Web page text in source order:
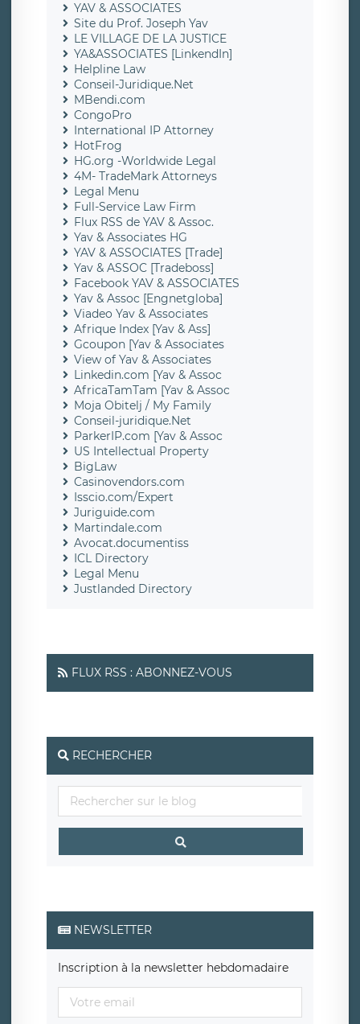
YAV & ASSOCIATES
Site du Prof. Joseph Yav
LE VILLAGE DE LA JUSTICE
YA&ASSOCIATES [LinkendIn]
Helpline Law
Conseil-Juridique.Net
MBendi.com
CongoPro
International IP Attorney
HotFrog
HG.org -Worldwide Legal
4M- TradeMark Attorneys
Legal Menu
Full-Service Law Firm
Flux RSS de YAV & Assoc.
Yav & Associates HG
YAV & ASSOCIATES [Trade]
Yav & ASSOC [Tradeboss]
Facebook YAV & ASSOCIATES
Yav & Assoc [Engnetgloba]
Viadeo Yav & Associates
Afrique Index [Yav & Ass]
Gcoupon [Yav & Associates
View of Yav & Associates
Linkedin.com [Yav & Assoc
AfricaTamTam [Yav & Assoc
Moja Obitelj / My Family
Conseil-juridique.Net
ParkerIP.com [Yav & Assoc
US Intellectual Property
BigLaw
Casinovendors.com
Isscio.com/Expert
Juriguide.com
Martindale.com
Avocat.documentiss
ICL Directory
Legal Menu
Justlanded Directory
FLUX RSS : ABONNEZ-VOUS
RECHERCHER
NEWSLETTER
Inscription à la newsletter hebdomadaire